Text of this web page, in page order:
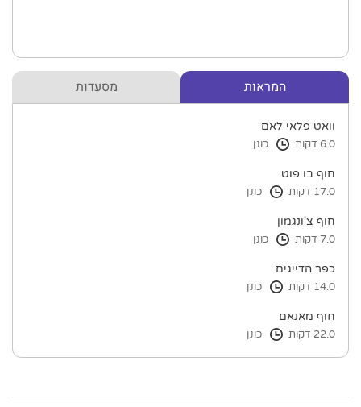
המראות מסעדות
וואט פלאי לאם
6.0 דקות כונן
חוף בו פוט
17.0 דקות כונן
חוף צ'ונגמון
7.0 דקות כונן
כפר הדייגים
14.0 דקות כונן
חוף מאנאם
22.0 דקות כונן